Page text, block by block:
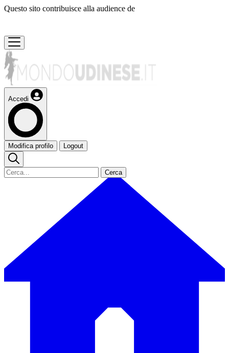
Questo sito contribuisce alla audience de
Accedi
Modifica profilo Logout
Cerca